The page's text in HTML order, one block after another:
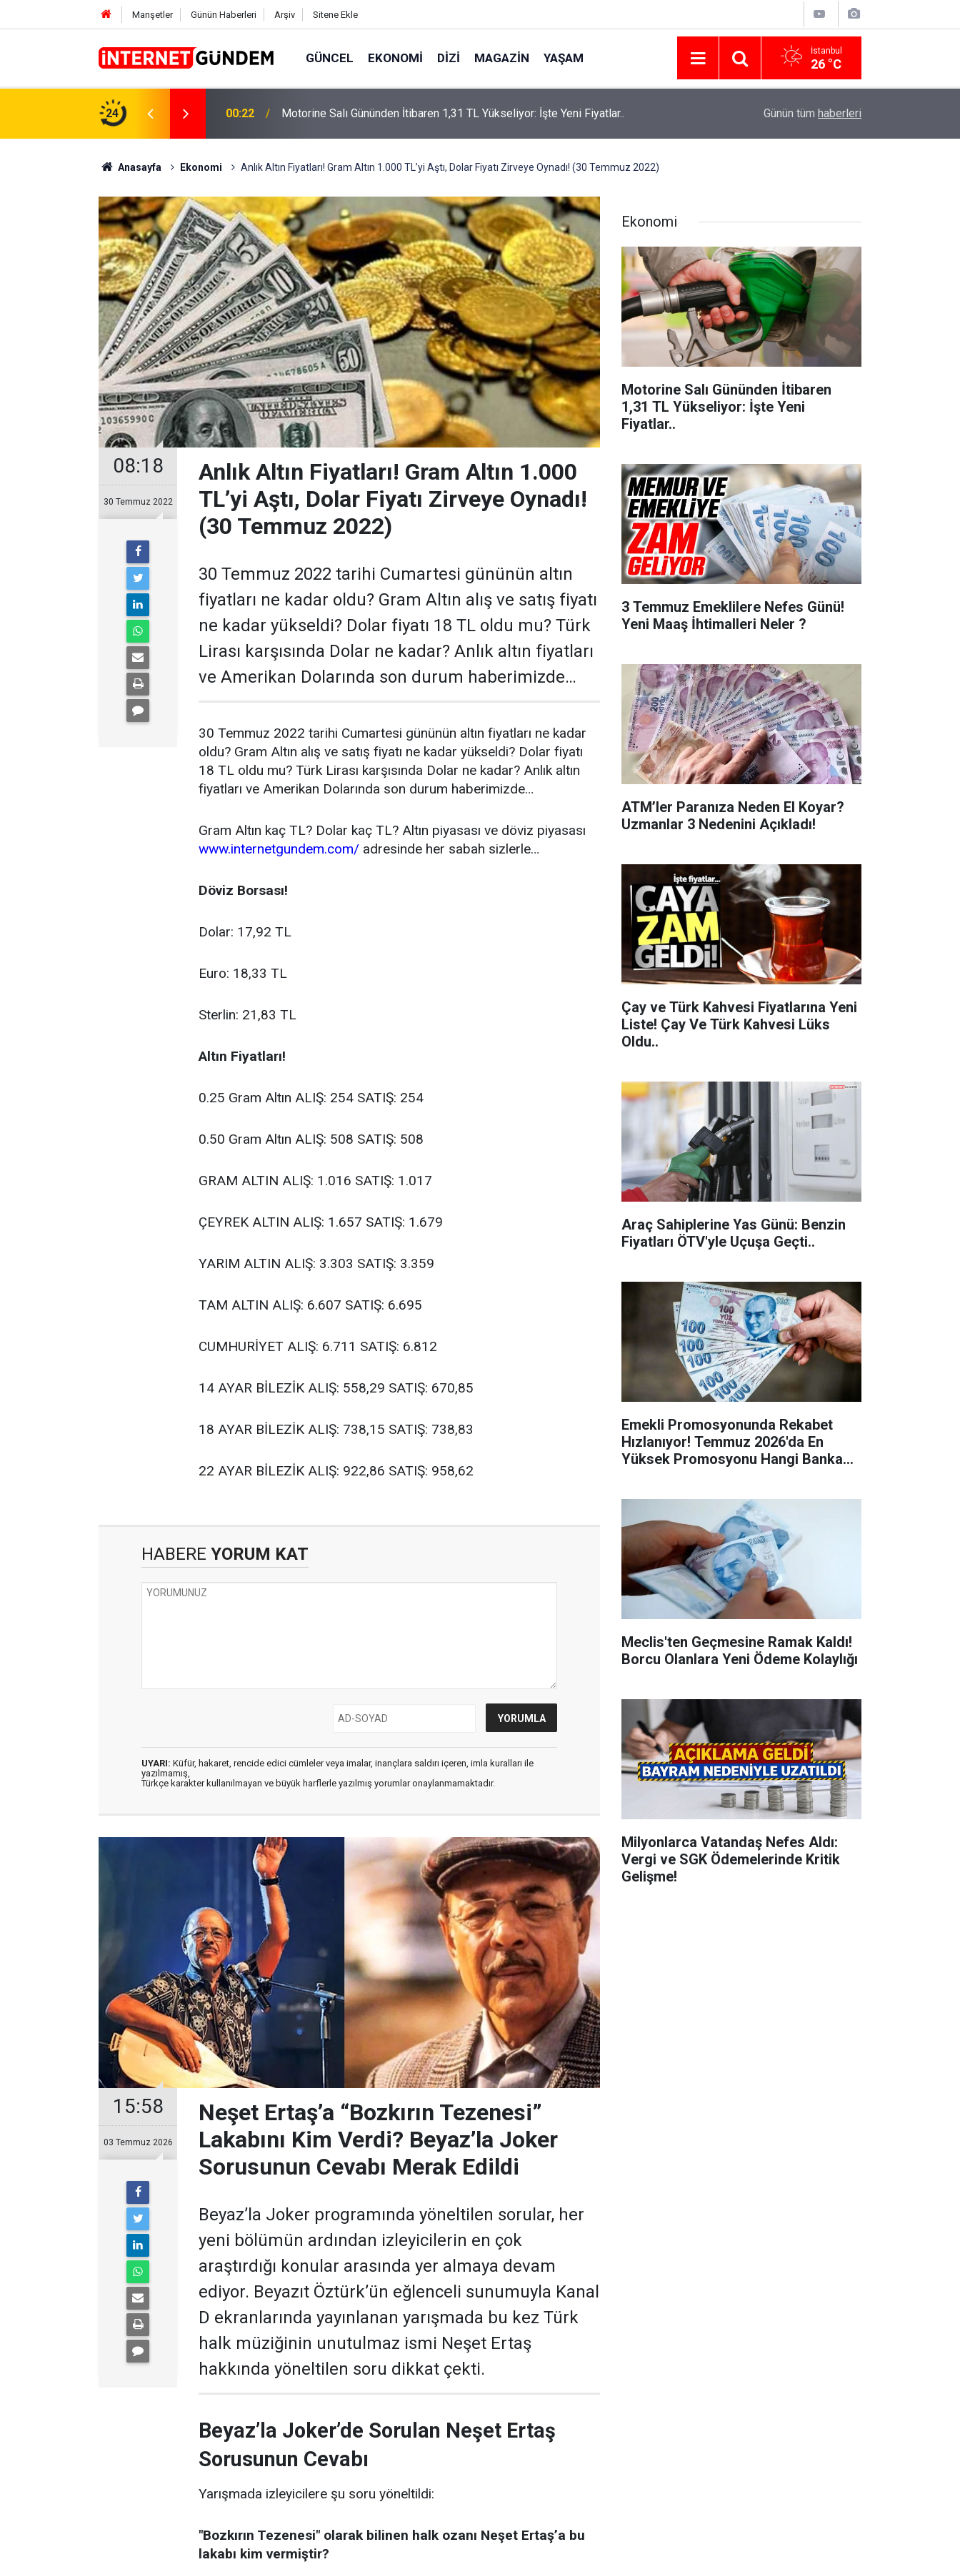
Manşetler Günün Haberleri Arşiv Sitene Ekle
GÜNCEL EKONOMI DIZI MAGAZIN YAŞAM İstanbul
26 °C
24
TL Yükseliyor: İşte Yeni Fiyatlar.. 15:58
Neşet Ertaş’a “Bozkırın Tezenesi” Lakabını Kim Verdi? Beyaz’la Joker
Sorusunun Cevabı Merak Edildi
Günün tüm haberleri
Anasayfa Ekonomi Anlık Altın Fiyatları! Gram Altın 1.000 TL’yi Aştı, Dolar Fiyatı Zirveye Oynadı! (30 Temmuz 2022)
08:18
30 Temmuz 2022
Anlık Altın Fiyatları! Gram Altın 1.000
TL’yi Aştı, Dolar Fiyatı Zirveye Oynadı!
(30 Temmuz 2022)
30 Temmuz 2022 tarihi Cumartesi gününün altın
fiyatları ne kadar oldu? Gram Altın alış ve satış fiyatı
ne kadar yükseldi? Dolar fiyatı 18 TL oldu mu? Türk
Lirası karşısında Dolar ne kadar? Anlık altın fiyatları
ve Amerikan Dolarında son durum haberimizde…
30 Temmuz 2022 tarihi Cumartesi gününün altın fiyatları ne kadar
oldu? Gram Altın alış ve satış fiyatı ne kadar yükseldi? Dolar fiyatı
18 TL oldu mu? Türk Lirası karşısında Dolar ne kadar? Anlık altın
fiyatları ve Amerikan Dolarında son durum haberimizde…
Gram Altın kaç TL? Dolar kaç TL? Altın piyasası ve döviz piyasası
www.internetgundem.com/ adresinde her sabah sizlerle…
Döviz Borsası!
Dolar: 17,92 TL
Euro: 18,33 TL
Sterlin: 21,83 TL
Altın Fiyatları!
0.25 Gram Altın ALIŞ: 254 SATIŞ: 254
0.50 Gram Altın ALIŞ: 508 SATIŞ: 508
GRAM ALTIN ALIŞ: 1.016 SATIŞ: 1.017
ÇEYREK ALTIN ALIŞ: 1.657 SATIŞ: 1.679
YARIM ALTIN ALIŞ: 3.303 SATIŞ: 3.359
TAM ALTIN ALIŞ: 6.607 SATIŞ: 6.695
CUMHURİYET ALIŞ: 6.711 SATIŞ: 6.812
14 AYAR BİLEZİK ALIŞ: 558,29 SATIŞ: 670,85
18 AYAR BİLEZİK ALIŞ: 738,15 SATIŞ: 738,83
22 AYAR BİLEZİK ALIŞ: 922,86 SATIŞ: 958,62
HABERE YORUM KAT
UYARI: Küfür, hakaret, rencide edici cümleler veya imalar, inançlara saldırı içeren, imla kuralları ile
yazılmamış,
Türkçe karakter kullanılmayan ve büyük harflerle yazılmış yorumlar onaylanmamaktadır.
15:58
03 Temmuz 2026
Neşet Ertaş’a “Bozkırın Tezenesi”
Lakabını Kim Verdi? Beyaz’la Joker
Sorusunun Cevabı Merak Edildi
Beyaz’la Joker programında yöneltilen sorular, her
yeni bölümün ardından izleyicilerin en çok
araştırdığı konular arasında yer almaya devam
ediyor. Beyazıt Öztürk’ün eğlenceli sunumuyla Kanal
D ekranlarında yayınlanan yarışmada bu kez Türk
halk müziğinin unutulmaz ismi Neşet Ertaş
hakkında yöneltilen soru dikkat çekti.
Beyaz’la Joker’de Sorulan Neşet Ertaş
Sorusunun Cevabı
Yarışmada izleyicilere şu soru yöneltildi:
"Bozkırın Tezenesi" olarak bilinen halk ozanı Neşet Ertaş’a bu
lakabı kim vermiştir?
Ekonomi
Motorine Salı Gününden İtibaren
1,31 TL Yükseliyor: İşte Yeni
Fiyatlar..
3 Temmuz Emeklilere Nefes Günü!
Yeni Maaş İhtimalleri Neler ?
ATM’ler Paranıza Neden El Koyar?
Uzmanlar 3 Nedenini Açıkladı!
Çay ve Türk Kahvesi Fiyatlarına Yeni
Liste! Çay Ve Türk Kahvesi Lüks
Oldu..
Araç Sahiplerine Yas Günü: Benzin
Fiyatları ÖTV'yle Uçuşa Geçti..
Emekli Promosyonunda Rekabet
Hızlanıyor! Temmuz 2026'da En
Yüksek Promosyonu Hangi Banka
Meclis'ten Geçmesine Ramak Kaldı!
Borcu Olanlara Yeni Ödeme Kolaylığı
Milyonlarca Vatandaş Nefes Aldı:
Vergi ve SGK Ödemelerinde Kritik
Gelişme!